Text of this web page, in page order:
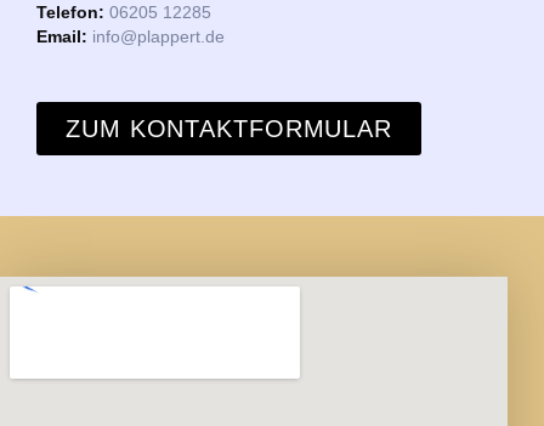
Telefon: 06205 12285
Email: info@plappert.de
ZUM KONTAKTFORMULAR